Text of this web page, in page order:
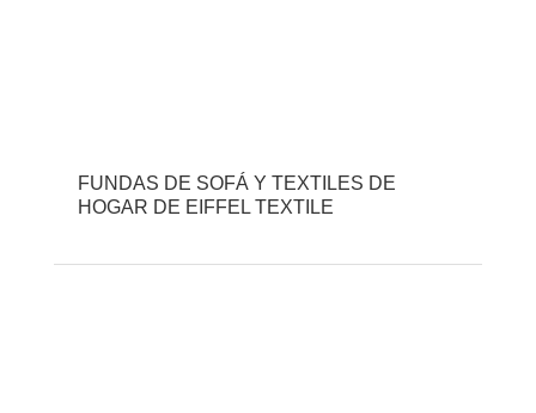
FUNDAS DE SOFÁ Y TEXTILES DE
HOGAR DE EIFFEL TEXTILE